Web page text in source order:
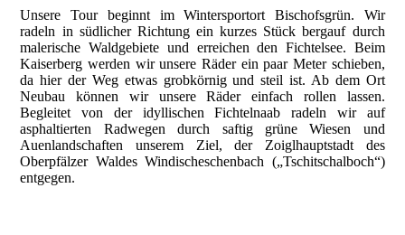
Unsere Tour beginnt im Wintersportort Bischofsgrün. Wir
radeln in südlicher Richtung ein kurzes Stück bergauf durch
malerische Waldgebiete und erreichen den Fichtelsee. Beim
Kaiserberg werden wir unsere Räder ein paar Meter schieben,
da hier der Weg etwas grobkörnig und steil ist. Ab dem Ort
Neubau können wir unsere Räder einfach rollen lassen.
Begleitet von der idyllischen Fichtelnaab radeln wir auf
asphaltierten Radwegen durch saftig grüne Wiesen und
Auenlandschaften unserem Ziel, der Zoiglhauptstadt des
Oberpfälzer Waldes Windischeschenbach („Tschitschalboch“)
entgegen.